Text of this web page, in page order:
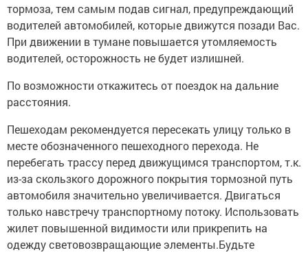
тормоза, тем самым подав сигнал, предупреждающий
водителей автомобилей, которые движутся позади Вас.
При движении в тумане повышается утомляемость
водителей, осторожность не будет излишней.
По возможности откажитесь от поездок на дальние
расстояния.
Пешеходам рекомендуется пересекать улицу только в
месте обозначенного пешеходного перехода. Не
перебегать трассу перед движущимся транспортом, т.к.
из-за скользкого дорожного покрытия тормозной путь
автомобиля значительно увеличивается. Двигаться
только навстречу транспортному потоку. Использовать
жилет повышенной видимости или прикрепить на
одежду световозвращающие элементы.Будьте